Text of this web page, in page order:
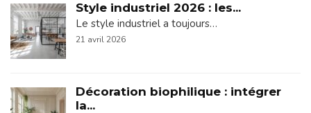
Style industriel 2026 : les...
Le style industriel a toujours…
21 avril 2026
Décoration biophilique : intégrer
la...